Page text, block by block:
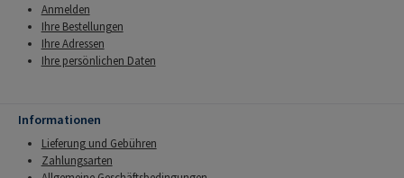
Anmelden
Ihre Bestellungen
Ihre Adressen
Ihre persönlichen Daten
Informationen
Lieferung und Gebühren
Zahlungsarten